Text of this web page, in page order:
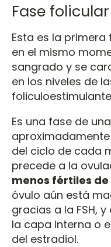
Fase folicular
Esta es la
en el mismo
sangrado y se
en los niveles de
Es una fase de
del ciclo de cada
precede a la
menos fértiles
óvulo aún está
gracias a la FSH,
la capa interna o
del estradiol.